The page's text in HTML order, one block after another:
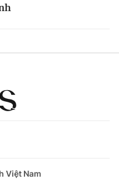
Việt Nam